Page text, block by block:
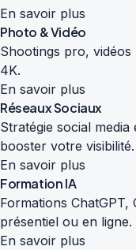
En savoir plus
Photo & Vidéo
Shootings pro,
4K.
En savoir plus
Réseaux Sociaux
Stratégie social
booster votre visibilité.
En savoir plus
Formation IA
Formations
présentiel ou en ligne.
En savoir plus